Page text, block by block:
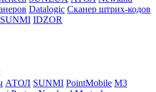
Datalogic Сканер штрих-кодов
SUNMI IDZOR
АТОЛ SUNMI PointMobile M3